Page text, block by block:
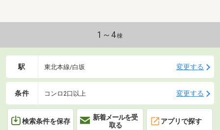
1～4棟
駅 東北本線/白坂 変更する
条件 コンロ2口以上 変更する
検索条件を保存
新着メールを受
取る
アプリで探す